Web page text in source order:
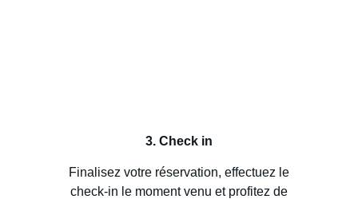
3. Check in
Finalisez votre réservation, effectuez le
check-in le moment venu et profitez de